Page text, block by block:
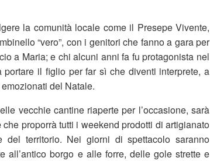
la comunità locale come il Presepe Vivente,
“vero”, con i genitori che fanno a gara per
a Maria; e chi alcuni anni fa fu protagonista nel
il figlio per far sì che diventi interprete, a
del Natale.
vecchie cantine riaperte per l’occasione, sarà
che proporrà tutti i weekend prodotti di artigianato
del territorio. Nei giorni di spettacolo saranno
all’antico borgo e alle forre, delle gole strette e